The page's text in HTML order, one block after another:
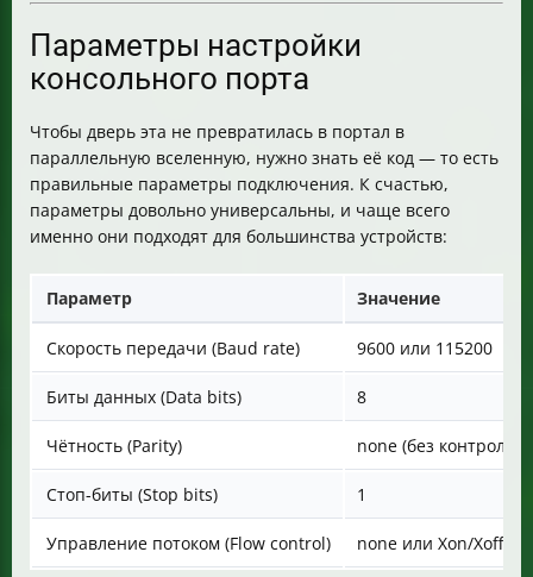
Параметры настройки
консольного порта
Чтобы дверь эта не превратилась в портал в
параллельную вселенную, нужно знать её код — то есть
правильные параметры подключения. К счастью,
параметры довольно универсальны, и чаще всего
именно они подходят для большинства устройств:
Параметр Значение
Скорость передачи (Baud rate) 9600 или 115200
Биты данных (Data bits) 8
Чётность (Parity) none (без контроля
Стоп-биты (Stop bits) 1
Управление потоком (Flow control) none или Xon/Xoff